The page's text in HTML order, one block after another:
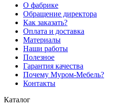
О фабрике
Обращение директора
Как заказать?
Оплата и доставка
Материалы
Наши работы
Полезное
Гарантия качества
Почему Муром-Мебель?
Контакты
Каталог